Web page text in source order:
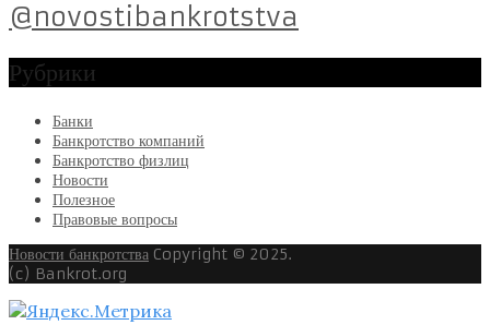
@novostibankrotstva
Рубрики
Банки
Банкротство компаний
Банкротство физлиц
Новости
Полезное
Правовые вопросы
Новости банкротства Copyright © 2025.
(c) Bankrot.org